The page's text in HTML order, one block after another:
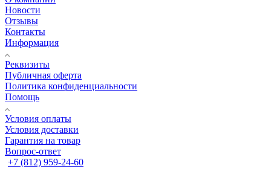
Новости
Отзывы
Контакты
Информация
Реквизиты
Публичная оферта
Политика конфиденциальности
Помощь
Условия оплаты
Условия доставки
Гарантия на товар
Вопрос-ответ
+7 (812) 959-24-60